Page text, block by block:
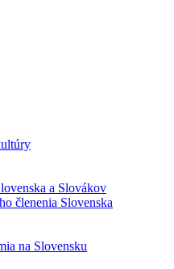
a Slovákov
členenia Slovenska
na Slovensku